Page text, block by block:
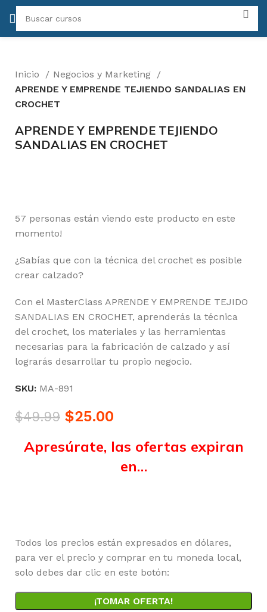
Inicio
Negocios y Marketing
APRENDE Y EMPRENDE TEJIENDO SANDALIAS EN
CROCHET
APRENDE Y EMPRENDE TEJIENDO
SANDALIAS EN CROCHET
57 personas están viendo este producto en este
momento!
¿Sabías que con la técnica del crochet es posible
crear calzado?
Con el MasterClass APRENDE Y EMPRENDE TEJIDO
SANDALIAS EN CROCHET, aprenderás la técnica
del crochet, los materiales y las herramientas
necesarias para la fabricación de calzado y así
lograrás desarrollar tu propio negocio.
SKU: MA-891
$49.99 $25.00
Apresúrate, las ofertas expiran
en…
Todos los precios están expresados en dólares,
para ver el precio y comprar en tu moneda local,
solo debes dar clic en este botón:
¡TOMAR OFERTA!